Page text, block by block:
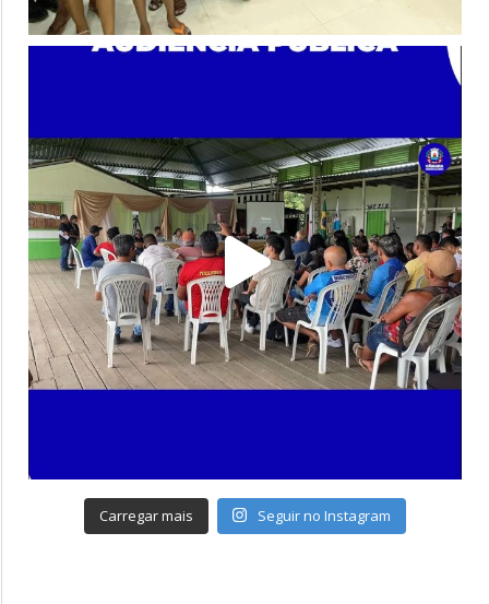
Carregar mais Seguir no Instagram